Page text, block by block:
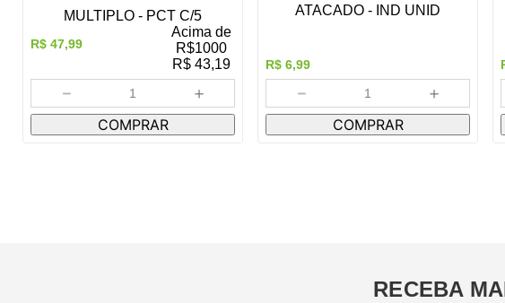
MULTIPLO - PCT C/5
R$ 47,99
Acima de
R$1000
R$ 43,19
＋
－
COMPRAR
ATACADO - IND UNID
R$ 6,99
＋
－
COMPRAR
RECEBA